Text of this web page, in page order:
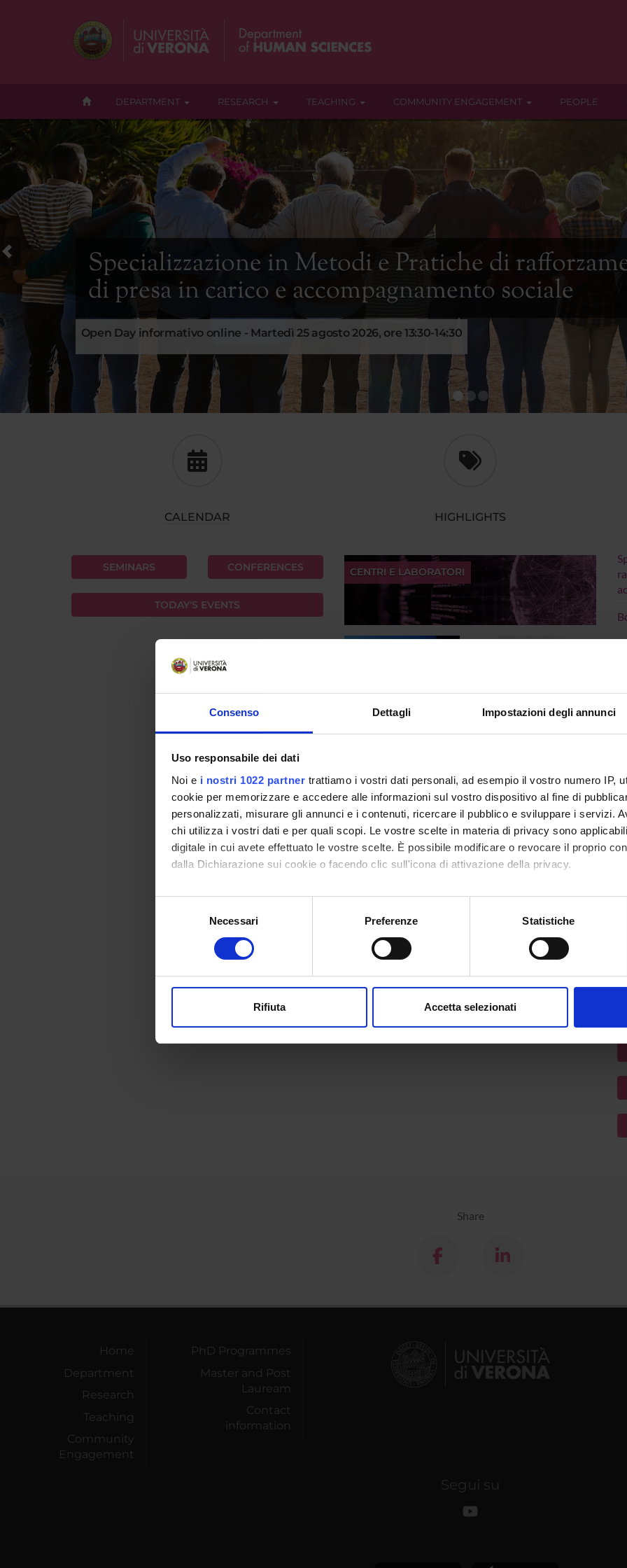
Consenso Dettagli Impostazioni degli annunci
Uso responsabile dei dati
Noi e i nostri 1022 partner trattiamo i vostri dati personali, ad esempio il vostro numero IP,
cookie per memorizzare e accedere alle informazioni sul vostro dispositivo al fine di
personalizzati, misurare gli annunci e i contenuti, ricercare il pubblico e sviluppare i servizi.
chi utilizza i vostri dati e per quali scopi. Le vostre scelte in materia di privacy sono
digitale in cui avete effettuato le vostre scelte. È possibile modificare o revocare il proprio
dalla Dichiarazione sui cookie o facendo clic sull'icona di attivazione della privacy.
Con il tuo consenso, vorremmo anche:
raccogliere informazioni sulla tua posizione geografica, con un'approssimazione di
digitali).
modificare o ritirare il tuo consenso in qualsiasi momento dalla Dichiarazione sui cookie.
di analisi dei dati web, pubblicità e social media, i quali potrebbero combinarle con altre
Necessari Preferenze Statistiche
Rifiuta Accetta selezionati
DEPARTMENT RESEARCH TEACHING COMMUNITY ENGAGEMENT PEOPLE
Specializzazione in Metodi e Pratiche di
di presa in carico e accompagnamento sociale
Open Day informativo online - Martedì 25 agosto 2026, ore 13:30-14:30
1 2 3
CALENDAR
SEMINARS CONFERENCES
TODAY'S EVENTS
HIGHLIGHTS
CENTRI E LABORATORI
PHDS SAPERI MINIMI
VIDEO
PRESENTAZIONE
DIPSUM
VIDEOTECA "PIETRO
ROVEDA"
MOBILITÀ
VIDEO EVENTI
Share
Home
Department
Research
Teaching
Community
Engagement
PhD Programmes
Master and Post
Lauream
Contact
information
Segui su